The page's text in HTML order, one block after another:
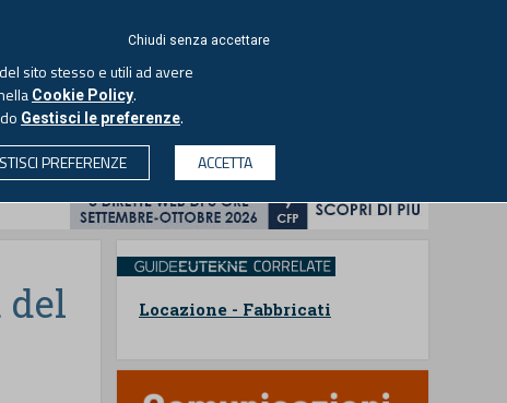
& SOCIETÀ PROFESSIONI
del Locazione - Fabbricati
Chiudi senza accettare
sito stesso e utili ad avere
Cookie Policy.
Gestisci le preferenze.
PREFERENZE
ACCETTA